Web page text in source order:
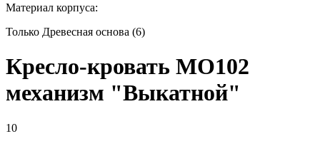
Материал корпуса:
Только Древесная основа (6)
Кресло-кровать МО102
механизм "Выкатной"
10